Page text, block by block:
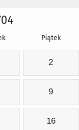
Piątek
2
9
16